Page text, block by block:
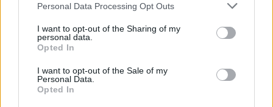
Personal Data Processing Opt Outs
I want to opt-out of the Sharing of my
personal data.
Opted In
I want to opt-out of the Sale of my
Personal Data.
Opted In
LIITTYVÄT ARTIKKELIT LISÄÄ TEKIJÄLTÄ
Aleksander Barkov tekee paluun
kaukaloon